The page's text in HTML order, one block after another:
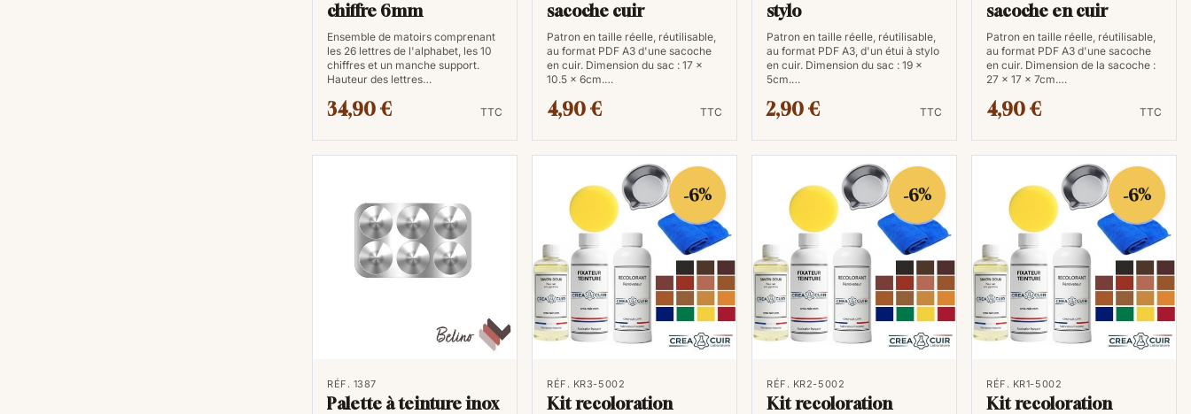
chiffre 6mm
Ensemble de matoirs comprenant
les 26 lettres de l'alphabet, les 10
chiffres et un manche support.
Hauteur des lettres…
34,90 € TTC
sacoche cuir
Patron en taille réelle, réutilisable,
au format PDF A3 d'une sacoche
en cuir. Dimension du sac : 17 x
10.5 x 6cm.…
4,90 € TTC
stylo
Patron en taille réelle, réutilisable,
au format PDF A3, d'un étui à stylo
en cuir. Dimension du sac : 19 x
5cm.…
2,90 € TTC
sacoche en cuir
Patron en taille réelle, réutilisable,
au format PDF A3 d'une sacoche
en cuir. Dimension de la sacoche :
27 x 17 x 7cm.…
4,90 € TTC
RÉF. 1387
Palette à teinture inox
-6%
RÉF. KR3-5002
Kit recoloration
-6%
RÉF. KR2-5002
Kit recoloration
-6%
RÉF. KR1-5002
Kit recoloration